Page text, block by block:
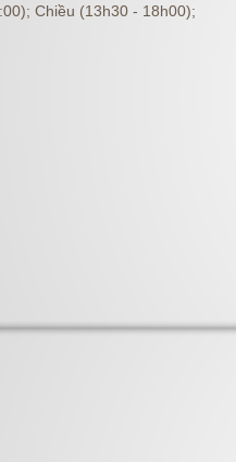
Chiều (13h30 - 18h00);